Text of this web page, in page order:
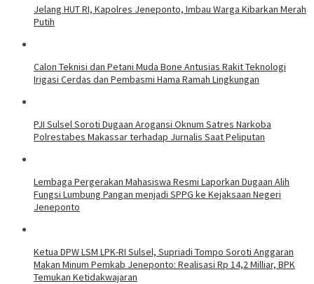
Jelang HUT RI, Kapolres Jeneponto, Imbau Warga Kibarkan Merah
Putih
Calon Teknisi dan Petani Muda Bone Antusias Rakit Teknologi
Irigasi Cerdas dan Pembasmi Hama Ramah Lingkungan
PJI Sulsel Soroti Dugaan Arogansi Oknum Satres Narkoba
Polrestabes Makassar terhadap Jurnalis Saat Peliputan
Lembaga Pergerakan Mahasiswa Resmi Laporkan Dugaan Alih
Fungsi Lumbung Pangan menjadi SPPG ke Kejaksaan Negeri
Jeneponto
Ketua DPW LSM LPK-RI Sulsel, Supriadi Tompo Soroti Anggaran
Makan Minum Pemkab Jeneponto: Realisasi Rp 14,2 Milliar, BPK
Temukan Ketidakwajaran